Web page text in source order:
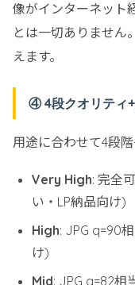
像がインターネット
とは一切ありません
えます。
④ 4段クオリティ
用途に合わせて4段
Very High: 完全
い・LP納品向け)
High: JPG q=90
け)
Mid: JPG q=82相